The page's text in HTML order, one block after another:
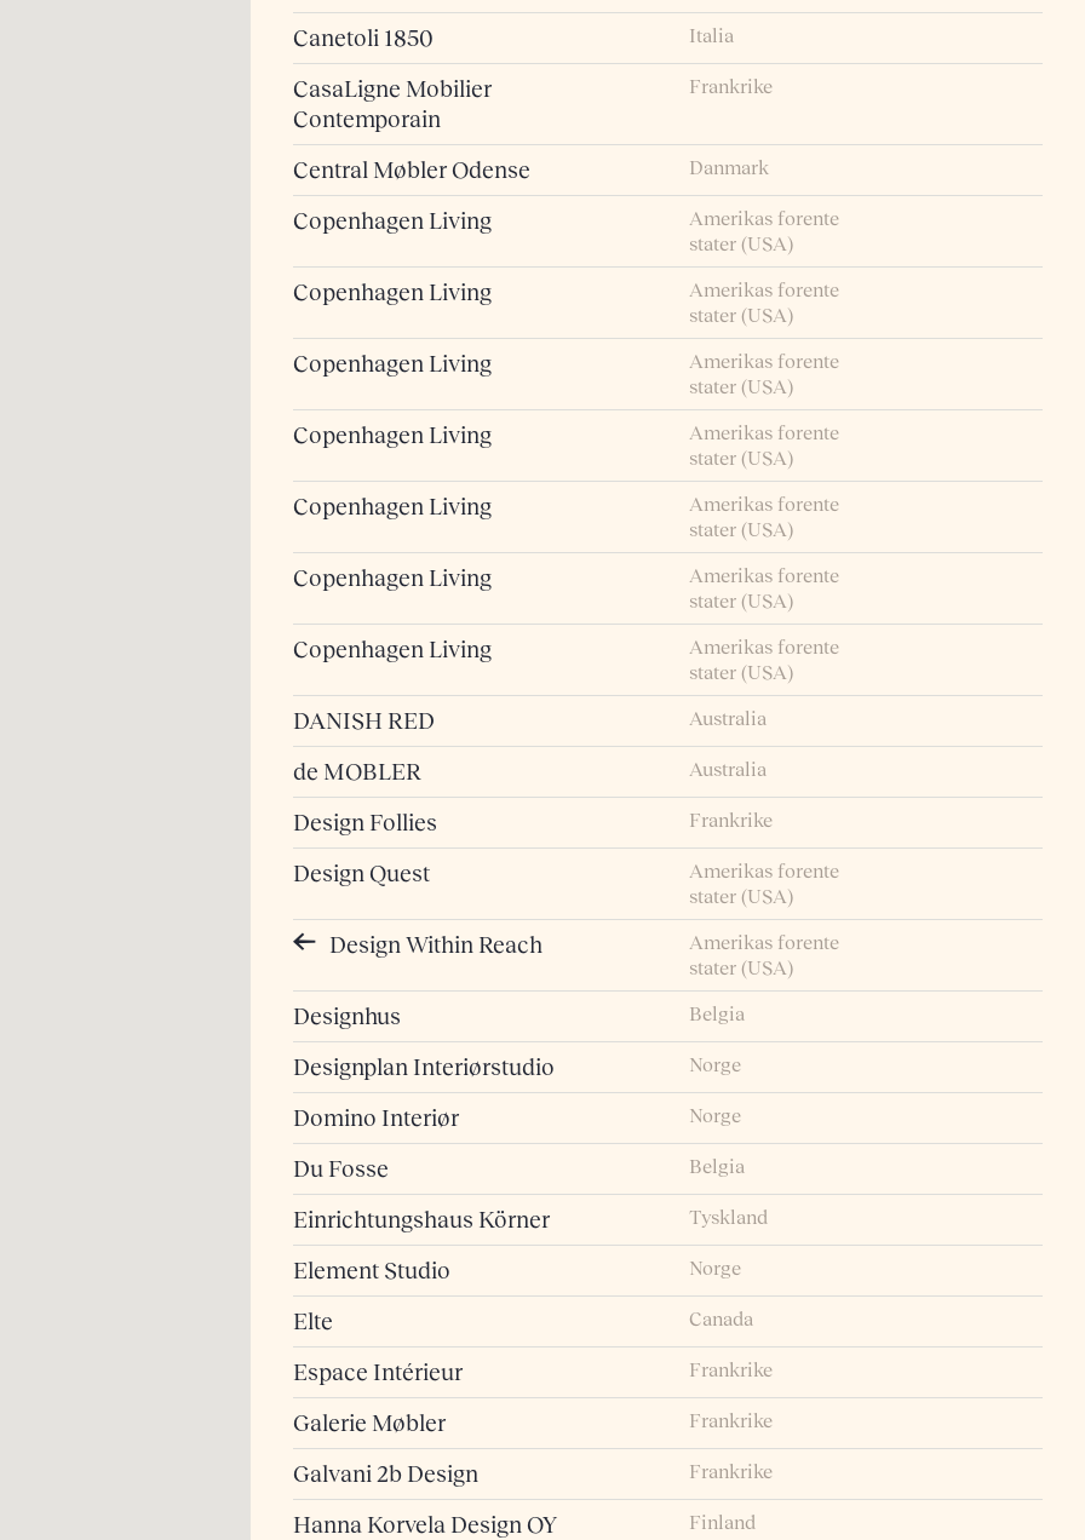
Canetoli 1850 Italia
CasaLigne Mobilier
Contemporain
Frankrike
Central Møbler Odense Danmark
Copenhagen Living
Amerikas forente
stater (USA)
Copenhagen Living
Amerikas forente
stater (USA)
Copenhagen Living
Amerikas forente
stater (USA)
Copenhagen Living
Amerikas forente
stater (USA)
Copenhagen Living
Amerikas forente
stater (USA)
Copenhagen Living
Amerikas forente
stater (USA)
Copenhagen Living
Amerikas forente
stater (USA)
DANISH RED Australia
de MOBLER Australia
Design Follies Frankrike
Design Quest
Amerikas forente
stater (USA)
Design Within Reach
Amerikas forente
stater (USA)
Designhus Belgia
Designplan Interiørstudio Norge
Domino Interiør Norge
Du Fosse Belgia
Einrichtungshaus Körner Tyskland
Element Studio Norge
Elte Canada
Espace Intérieur Frankrike
Galerie Møbler Frankrike
Galvani 2b Design Frankrike
Hanna Korvela Design OY Finland